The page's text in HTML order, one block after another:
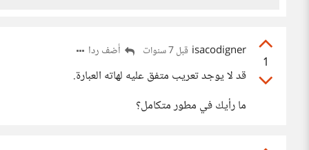
1
isacodigner قبل 7 سنوات أضف ردا
قد لا يوجد تعريب متفق عليه لهاته العبارة.
ما رأيك في مطور متكامل؟